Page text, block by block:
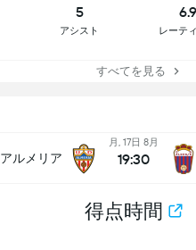
5
アシスト
6.9
レーテ
すべてを見る
アルメリア
月, 17日 8月
19:30
得点時間